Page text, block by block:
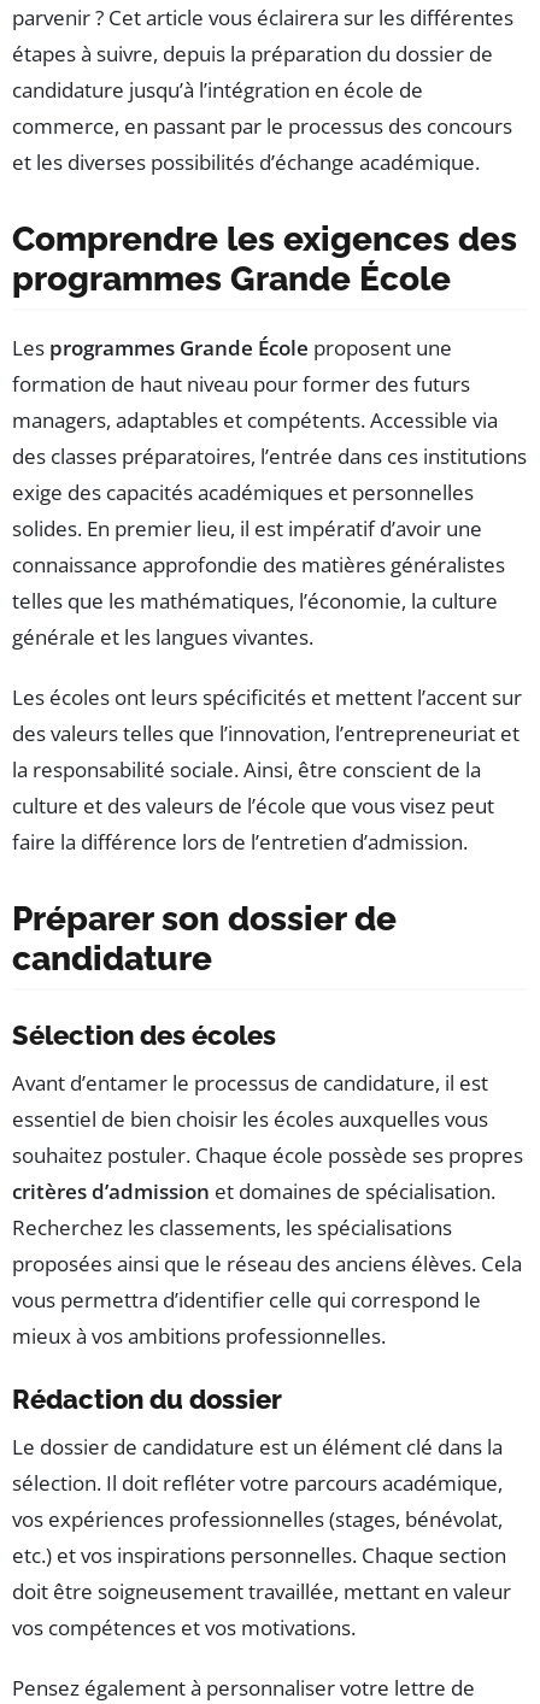
parvenir ? Cet article vous éclairera sur les différentes
étapes à suivre, depuis la préparation du dossier de
candidature jusqu’à l’intégration en école de
commerce, en passant par le processus des concours
et les diverses possibilités d’échange académique.
Comprendre les exigences des
programmes Grande École
Les programmes Grande École proposent une
formation de haut niveau pour former des futurs
managers, adaptables et compétents. Accessible via
des classes préparatoires, l’entrée dans ces institutions
exige des capacités académiques et personnelles
solides. En premier lieu, il est impératif d’avoir une
connaissance approfondie des matières généralistes
telles que les mathématiques, l’économie, la culture
générale et les langues vivantes.
Les écoles ont leurs spécificités et mettent l’accent sur
des valeurs telles que l’innovation, l’entrepreneuriat et
la responsabilité sociale. Ainsi, être conscient de la
culture et des valeurs de l’école que vous visez peut
faire la différence lors de l’entretien d’admission.
Préparer son dossier de
candidature
Sélection des écoles
Avant d’entamer le processus de candidature, il est
essentiel de bien choisir les écoles auxquelles vous
souhaitez postuler. Chaque école possède ses propres
critères d’admission et domaines de spécialisation.
Recherchez les classements, les spécialisations
proposées ainsi que le réseau des anciens élèves. Cela
vous permettra d’identifier celle qui correspond le
mieux à vos ambitions professionnelles.
Rédaction du dossier
Le dossier de candidature est un élément clé dans la
sélection. Il doit refléter votre parcours académique,
vos expériences professionnelles (stages, bénévolat,
etc.) et vos inspirations personnelles. Chaque section
doit être soigneusement travaillée, mettant en valeur
vos compétences et vos motivations.
Pensez également à personnaliser votre lettre de